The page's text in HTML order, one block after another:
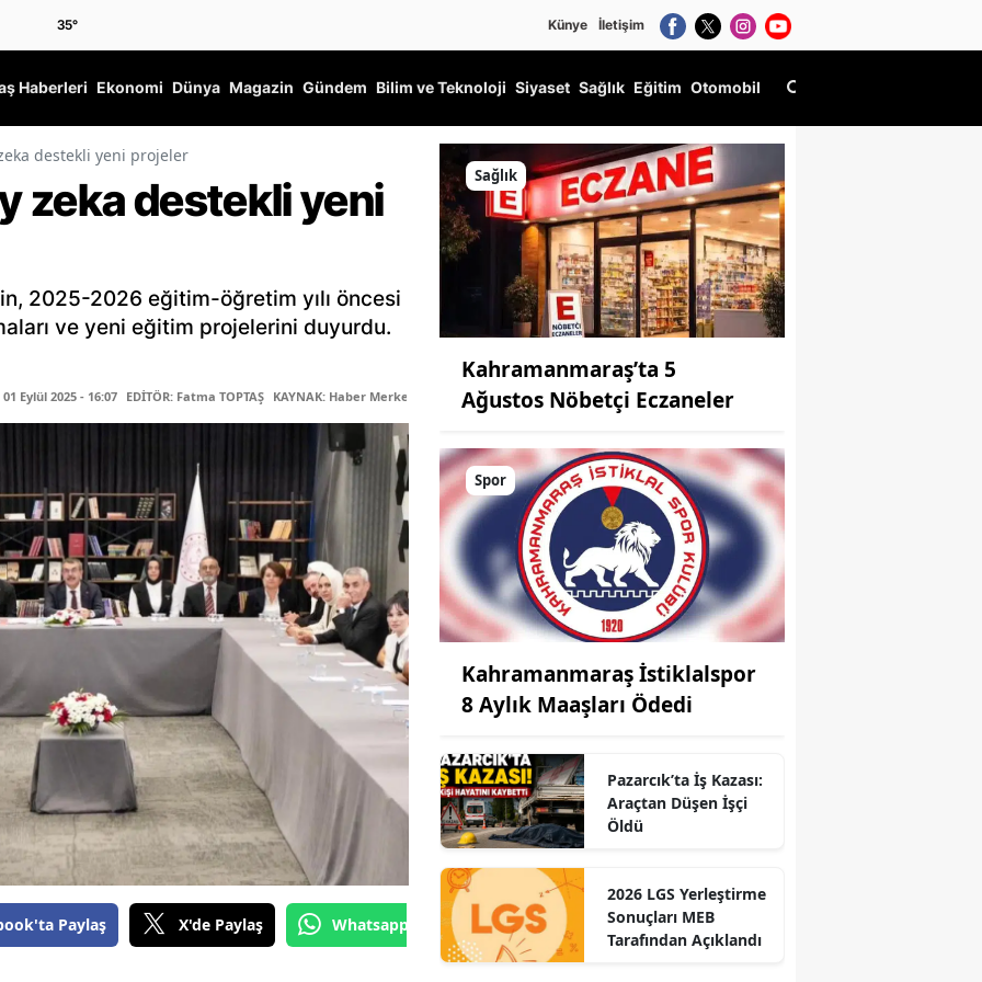
35° Künye İletişim
Haberleri Ekonomi Dünya Magazin Gündem Bilim ve Teknoloji Siyaset Sağlık Eğitim Otomobil
destekli yeni projeler
zeka destekli yeni
2025-2026 eğitim-öğretim yılı öncesi
ve yeni eğitim projelerini duyurdu.
01 Eylül 2025 - 16:07 EDİTÖR: Fatma TOPTAŞ KAYNAK: Haber Merkezi
Paylaş X'de Paylaş Whatsapp'tan Gönder
Sağlık
Kahramanmaraş’ta 5
Ağustos Nöbetçi Eczaneler
Spor
Kahramanmaraş İstiklalspor
8 Aylık Maaşları Ödedi
Pazarcık’ta İş Kazası:
Araçtan Düşen İşçi
Öldü
2026 LGS Yerleştirme
Sonuçları MEB
Tarafından Açıklandı